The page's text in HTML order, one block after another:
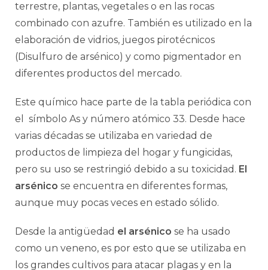
terrestre, plantas, vegetales o en las rocas
combinado con azufre. También es utilizado en la
elaboración de vidrios, juegos pirotécnicos
(Disulfuro de arsénico) y como pigmentador en
diferentes productos del mercado.
Este químico hace parte de la tabla periódica con
el símbolo As y número atómico 33. Desde hace
varias décadas se utilizaba en variedad de
productos de limpieza del hogar y fungicidas,
pero su uso se restringió debido a su toxicidad. El
arsénico se encuentra en diferentes formas,
aunque muy pocas veces en estado sólido.
Desde la antigüedad el arsénico se ha usado
como un veneno, es por esto que se utilizaba en
los grandes cultivos para atacar plagas y en la